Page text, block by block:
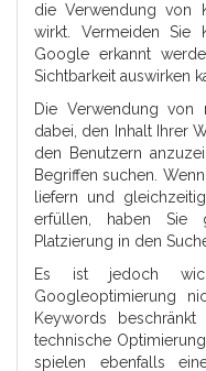
die Verwendung von
wirkt. Vermeiden Sie
Google erkannt
Sichtbarkeit auswirken
Die Verwendung von
dabei, den Inhalt Ihrer
den Benutzern
Begriffen suchen.
liefern und
erfüllen, haben Sie
Platzierung in den
Es ist jedoch
Googleoptimierung
Keywords
technische
spielen ebenfalls